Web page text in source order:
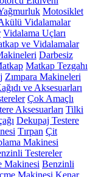
Motosiklet
Vidalamalar
Vidalama Uçları
ve Vidalamalar
Darbesiz
Matkap Tezgahı
Zımpara Makineleri
ve Aksesuarları
Çok Amaçlı
Aksesuarları Tilki
Dekupaj Testere
Tırpan Çit
Makinesi
Testereler
Makinesi Benzinli
Makinesi Kenar